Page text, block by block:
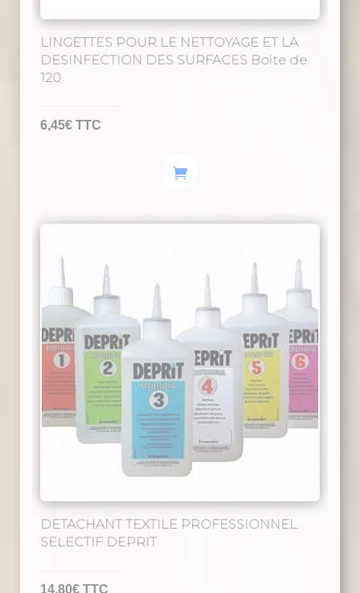
LINGETTES POUR LE NETTOYAGE ET LA
DESINFECTION DES SURFACES Boite de
120
6,45€ TTC
DETACHANT TEXTILE PROFESSIONNEL
SELECTIF DEPRIT
14,80€ TTC